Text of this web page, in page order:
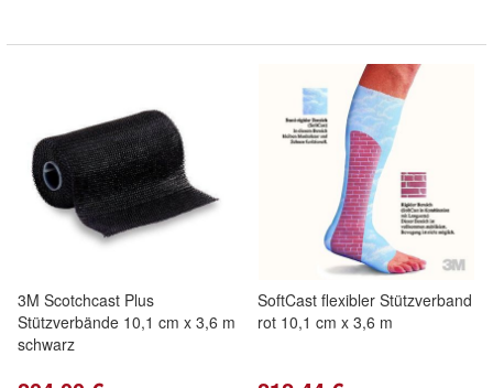
3M Scotchcast Plus
Stützverbände 10,1 cm x 3,6 m
schwarz
SoftCast flexibler Stützverband
rot 10,1 cm x 3,6 m